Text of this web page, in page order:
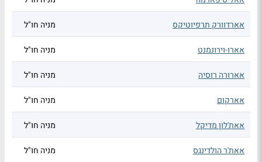
אארדוורק תרפיוטיקס מניה חו"ל
אארו-וירונמנט מניה חו"ל
אארורה רוסיה מניה חו"ל
אארקום מניה חו"ל
אאת'לון מדיקל מניה חו"ל
אאת'ר הולדינגס מניה חו"ל